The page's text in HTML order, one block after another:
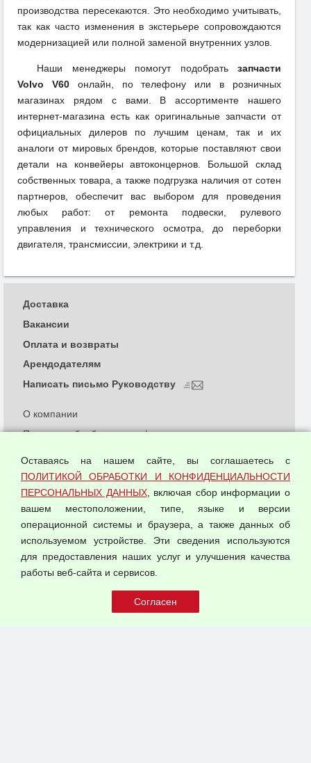
производства пересекаются. Это необходимо учитывать,
так как часто изменения в экстерьере сопровождаются
модернизацией или полной заменой внутренних узлов.
Наши менеджеры помогут подобрать запчасти
Volvo V60онлайн, по телефону или в розничных
магазинах рядом с вами. В ассортименте нашего
интернет-магазина есть как оригинальные запчасти от
официальных дилеров по лучшим ценам, так и их
аналоги от мировых брендов, которые поставляют свои
детали на конвейеры автоконцернов. Большой склад
собственных товара, а также подгрузка наличия от сотен
партнеров, обеспечит вас выбором для проведения
любых работ: от ремонта подвески, рулевого
управления и технического осмотра, до переборки
двигателя, трансмиссии, электрики и т.д.
© 2026 ООО "Феникс"
О компании
Политика обработки и конфиденциальности
Согласием на обработку персональных данных
Оферта оптовой купли-продажи
Публичная оферта
Доставка
Вакансии
Оплата и возвраты
Арендодателям
Написать письмо Руководству
Оставаясь на нашем сайте, вы соглашаетесь с
ПОЛИТИКОЙ ОБРАБОТКИ И КОНФИДЕНЦИАЛЬНОСТИ
ПЕРСОНАЛЬНЫХ ДАННЫХ, включая сбор информации о
вашем местоположении, типе, языке и версии
операционной системы и браузера, а также данных об
используемом устройстве. Эти сведения используются
для предоставления наших услуг и улучшения качества
работы веб-сайта и сервисов.